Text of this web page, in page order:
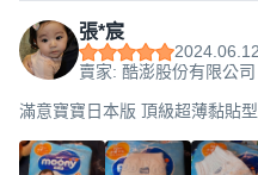
張*宸
2024.06.12
賣家: 酷澎股份有限公司
滿意寶寶日本版 頂級超薄黏貼